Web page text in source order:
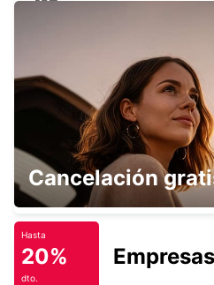
CASTRES
CASTRES - FRANCE
Cancelación
Hasta
20%
dto.
Empresas